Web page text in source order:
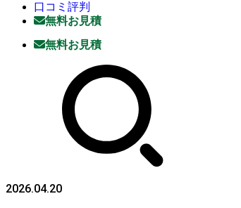
口コミ評判
無料お見積
無料お見積
2026.04.20